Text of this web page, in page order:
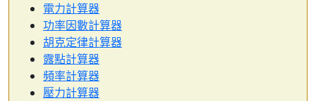
電力計算器
功率因數計算器
胡克定律計算器
露點計算器
頻率計算器
壓力計算器